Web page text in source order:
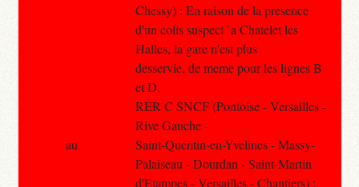
Chessy) : En raison de la presence
d'un colis suspect `a Chatelet les
Halles, la gare n'est plus
desservie, de meme pour les lignes B
et D.
RER C SNCF (Pontoise - Versailles -
Rive Gauche -
Saint-Quentin-en-Yvelines - Massy-
Palaiseau - Dourdan - Saint-Martin
d'Etampes - Versailles - Chantiers) :
au